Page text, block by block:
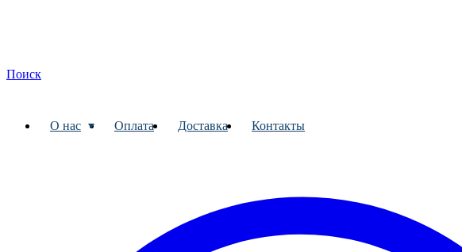
Поиск
О нас Оплата Доставка Контакты